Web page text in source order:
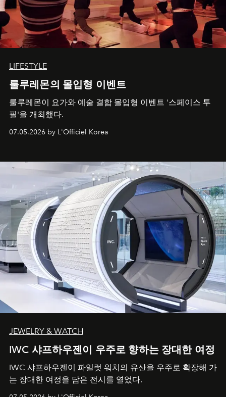
LIFESTYLE
룰루레몬의 몰입형 이벤트
룰루레몬이 요가와 예술 결합 몰입형 이벤트 '스페이스 투
필'을 개최했다.
07.05.2026 by L'Officiel Korea
JEWELRY & WATCH
IWC 샤프하우젠이 우주로 향하는 장대한 여정
IWC 샤프하우젠이 파일럿 워치의 유산을 우주로 확장해 가
는 장대한 여정을 담은 전시를 열었다.